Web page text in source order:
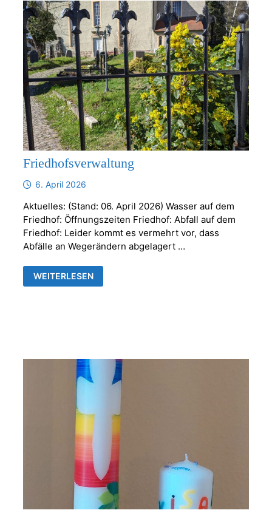
Friedhofsverwaltung
6. April 2026
Aktuelles: (Stand: 06. April 2026) Wasser auf dem
Friedhof: Öffnungszeiten Friedhof: Abfall auf dem
Friedhof: Leider kommt es vermehrt vor, dass
Abfälle an Wegerändern abgelagert …
FRIEDHOFSVERWALTUNG
WEITERLESEN